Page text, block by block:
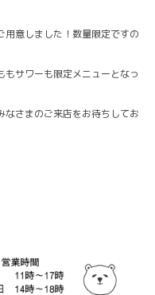
意しました！数量限定ですの
サワーも限定メニューとなっ
なさまのご来店をお待ちしてお